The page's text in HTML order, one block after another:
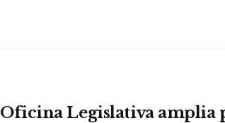
Oficina Legislativa amplia